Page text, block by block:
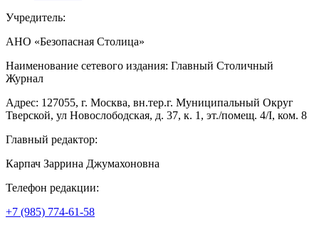
Учредитель:
АНО «Безопасная Столица»
Наименование сетевого издания: Главный Столичный
Журнал
Адрес: 127055, г. Москва, вн.тер.г. Муниципальный Округ
Тверской, ул Новослободская, д. 37, к. 1, эт./помещ. 4/I, ком. 8
Главный редактор:
Карпач Заррина Джумахоновна
Телефон редакции:
+7 (985) 774-61-58